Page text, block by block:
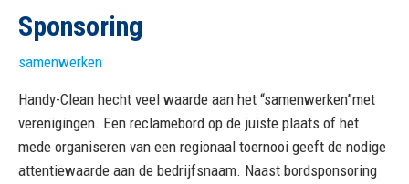
Historie
Personeel en opleiding
Duurzaamheid
Sponsoring
samenwerken
Handy-Clean hecht veel waarde aan het “samenwerken”met
verenigingen. Een reclamebord op de juiste plaats of het
mede organiseren van een regionaal toernooi geeft de nodige
attentiewaarde aan de bedrijfsnaam. Naast bordsponsoring